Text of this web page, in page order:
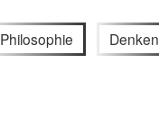
Philosophie Denken